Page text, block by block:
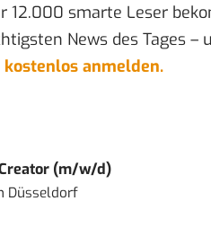
smarte Leser
News des Tages –
anmelden.
(m/w/d)
Düsseldorf